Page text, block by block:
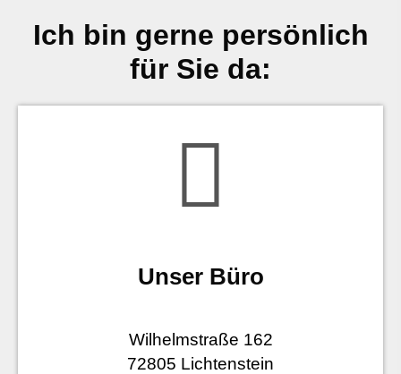
Ich bin gerne persönlich
für Sie da:
Unser Büro
Wilhelmstraße 162
72805 Lichtenstein